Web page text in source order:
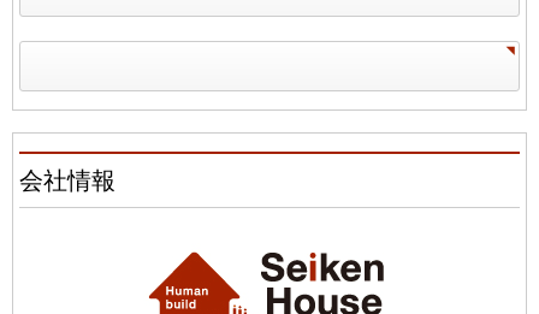
会社情報